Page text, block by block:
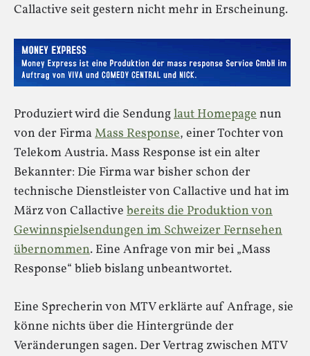
Callactive seit gestern nicht mehr in Erscheinung.
Produziert wird die Sendunglaut Homepagenun
von der FirmaMass Response, einer Tochter von
Telekom Austria. Mass Response ist ein alter
Bekannter: Die Firma war bisher schon der
technische Dienstleister von Callactive und hat im
März von Callactive bereits die Produktion von
Gewinnspielsendungen im Schweizer Fernsehen
übernommen. Eine Anfrage von mir bei „Mass
Response“ blieb bislang unbeantwortet.
Eine Sprecherin von MTV erklärte auf Anfrage, sie
könne nichts über die Hintergründe der
Veränderungen sagen. Der Vertrag zwischen MTV